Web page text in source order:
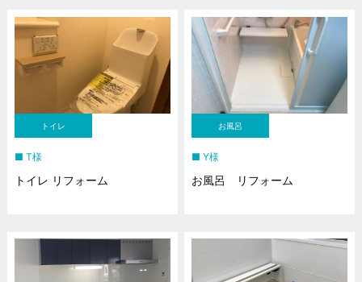
トイレ
T様
トイレ リフォーム
お風呂
Y様
お風呂 リフォーム